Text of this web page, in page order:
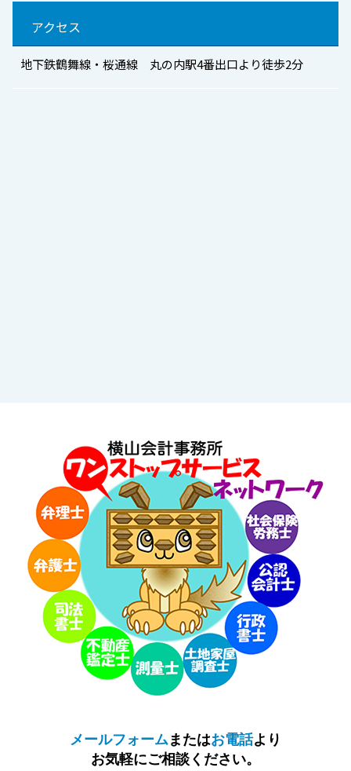
アクセス
地下鉄鶴舞線・桜通線 丸の内駅4番出口より徒歩2分
メールフォームまたはお電話より
お気軽にご相談ください。